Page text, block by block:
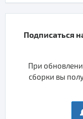
Подписаться
При
сборки вы